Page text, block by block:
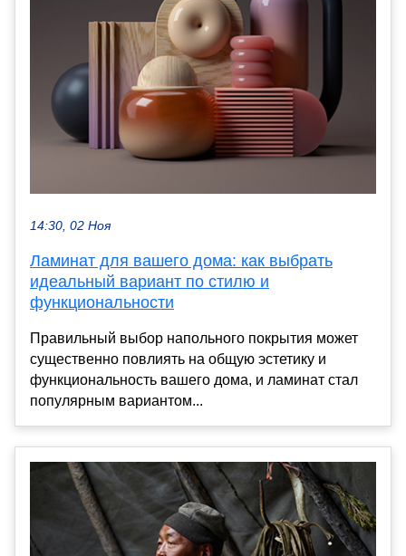
14:30, 02 Ноя
Ламинат для вашего дома: как выбрать
идеальный вариант по стилю и
функциональности
Правильный выбор напольного покрытия может
существенно повлиять на общую эстетику и
функциональность вашего дома, и ламинат стал
популярным вариантом...